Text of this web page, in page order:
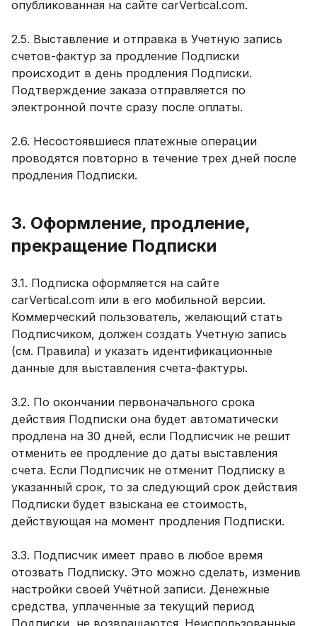
опубликованная на сайте carVertical.com.
2.5. Выставление и отправка в Учетную запись
счетов-фактур за продление Подписки
происходит в день продления Подписки.
Подтверждение заказа отправляется по
электронной почте сразу после оплаты.
2.6. Несостоявшиеся платежные операции
проводятся повторно в течение трех дней после
продления Подписки.
3. Оформление, продление,
прекращение Подписки
3.1. Подписка оформляется на сайте
carVertical.com или в его мобильной версии.
Коммерческий пользователь, желающий стать
Подписчиком, должен создать Учетную запись
(см. Правила) и указать идентификационные
данные для выставления счета-фактуры.
3.2. По окончании первоначального срока
действия Подписки она будет автоматически
продлена на 30 дней, если Подписчик не решит
отменить ее продление до даты выставления
счета. Если Подписчик не отменит Подписку в
указанный срок, то за следующий срок действия
Подписки будет взыскана ее стоимость,
действующая на момент продления Подписки.
3.3. Подписчик имеет право в любое время
отозвать Подписку. Это можно сделать, изменив
настройки своей Учётной записи. Денежные
средства, уплаченные за текущий период
Подписки, не возвращаются. Неиспользованные